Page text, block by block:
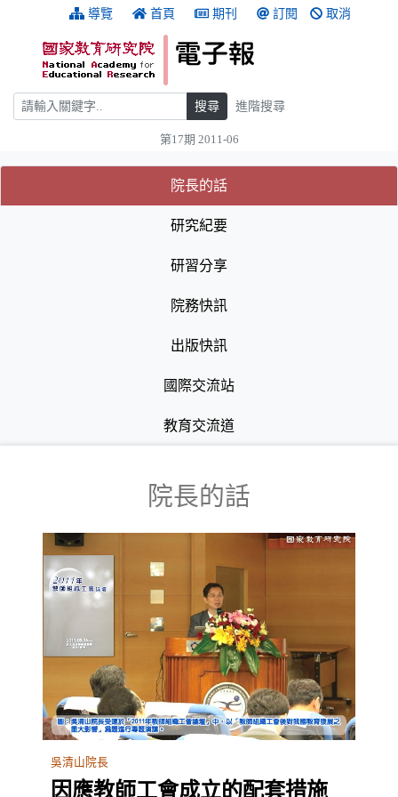
跳到主要內容 導覽 首頁 期刊 訂閱 取消
搜尋 搜尋 進階搜尋
第17期 2011-06
:::
院長的話(目前選取的頁籤)
(目前選取的頁籤)
研究紀要
研習分享
院務快訊
出版快訊
國際交流站
教育交流道
院長的話
吳清山院長
因應教師工會成立的配套措施